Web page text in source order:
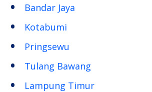
Bandar Jaya
Kotabumi
Pringsewu
Tulang Bawang
Lampung Timur